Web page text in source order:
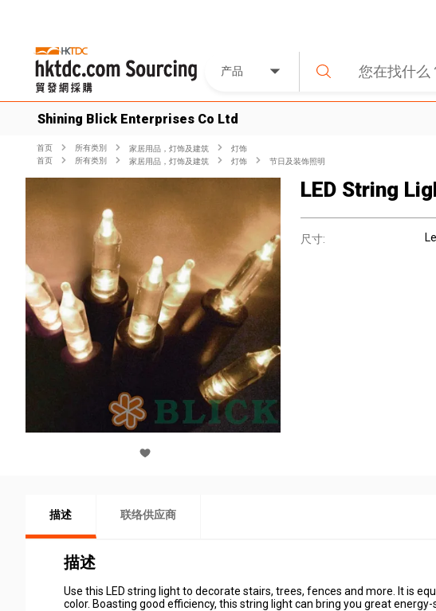
产品
Shining Blick Enterprises Co Ltd
首页 所有类別 家居用品，灯饰及建筑
灯饰
首页
所有类別 家居用品，灯饰及建筑 灯饰 节日及装饰照明
LED String
尺寸:
描述 联络供应商
描述
Use this LED string light to decorate stairs, trees, fences and more. It is
color. Boasting good efficiency, this string light can bring you great energy-